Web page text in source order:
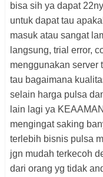
bisa sih ya dapat
untuk dapat tau
masuk atau sangat
langsung, trial error,
menggunakan server
tau bagaimana
selain harga pulsa
lain lagi ya
mengingat saking
terlebih bisnis pulsa
jgn mudah terkecoh
dari orang yg tidak